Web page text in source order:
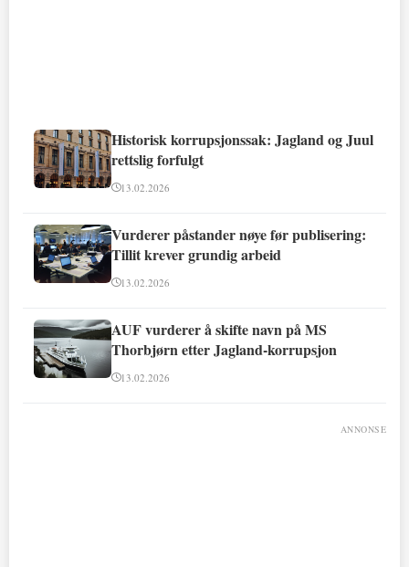
Historisk korrupsjonssak: Jagland og Juul
rettslig forfulgt
13.02.2026
Vurderer påstander nøye før publisering:
Tillit krever grundig arbeid
13.02.2026
AUF vurderer å skifte navn på MS
Thorbjørn etter Jagland-korrupsjon
13.02.2026
ANNONSE